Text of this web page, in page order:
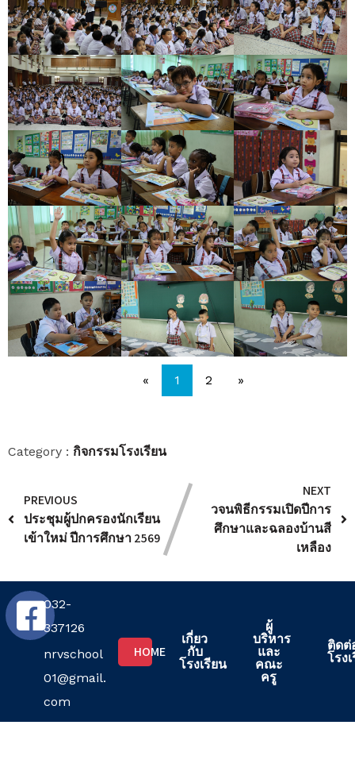
« 1 2 »
Category : กิจกรรมโรงเรียน
PREVIOUS
ประชุมผู้ปกครองนักเรียน
เข้าใหม่ ปีการศึกษา 2569
NEXT
วจนพิธีกรรมเปิดปีการ
ศึกษาและฉลองบ้านสี
เหลือง
032-
337126
nrvschool
01@gmail.
com
HOME
เกี่ยว
กับ
โรงเรียน
ผู้
บริหาร
และ
คณะ
ครู
ติดต่
โรง